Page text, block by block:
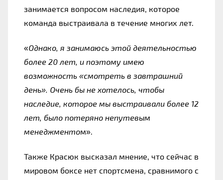
занимается вопросом наследия, которое
команда выстраивала в течение многих лет.
«Однако, я занимаюсь этой деятельностью
более 20 лет, и поэтому имею
возможность «смотреть в завтрашний
день». Очень бы не хотелось, чтобы
наследие, которое мы выстраивали более 12
лет, было потеряно непутевым
менеджментом».
Также Красюк высказал мнение, что сейчас в
мировом боксе нет спортсмена, сравнимого с